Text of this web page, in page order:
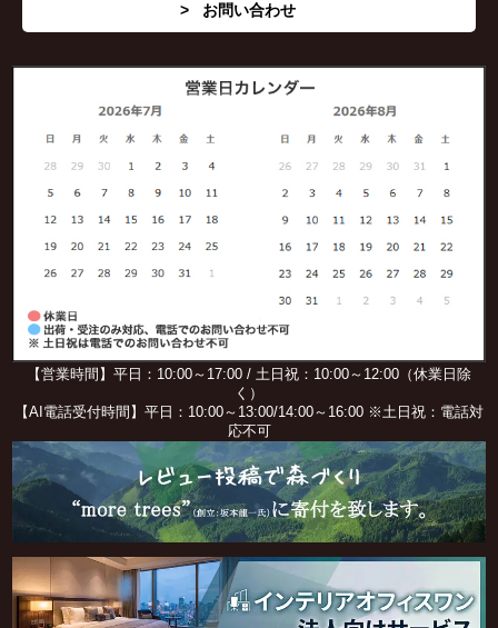
お問い合わせ
【営業時間】平日：10:00～17:00 / 土日祝：10:00～12:00（休業日除
く）
【AI電話受付時間】平日：10:00～13:00/14:00～16:00 ※土日祝：電話対
応不可